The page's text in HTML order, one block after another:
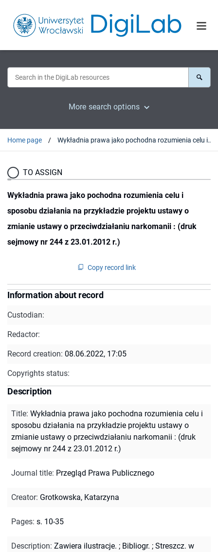
More search options
Home page Wykładnia prawa jako pochodna rozumienia celu i sposobu działania na przykładzie projektu ustawy o zmianie ustawy o przeciwdziałaniu narkomanii : (druk sejmowy nr 244 z 23.01.2012 r.)
TO ASSIGN
Wykładnia prawa jako pochodna rozumienia celu i
sposobu działania na przykładzie projektu ustawy o
zmianie ustawy o przeciwdziałaniu narkomanii : (druk
sejmowy nr 244 z 23.01.2012 r.)
Copy record link
Information about record
Custodian:
Redactor:
Record creation: 08.06.2022, 17:05
Copyrights status:
Description
Title: Wykładnia prawa jako pochodna rozumienia celu i
sposobu działania na przykładzie projektu ustawy o
zmianie ustawy o przeciwdziałaniu narkomanii : (druk
sejmowy nr 244 z 23.01.2012 r.)
Journal title: Przegląd Prawa Publicznego
Creator: Grotkowska, Katarzyna
Pages: s. 10-35
Description: Zawiera ilustracje. ; Bibliogr. ; Streszcz. w